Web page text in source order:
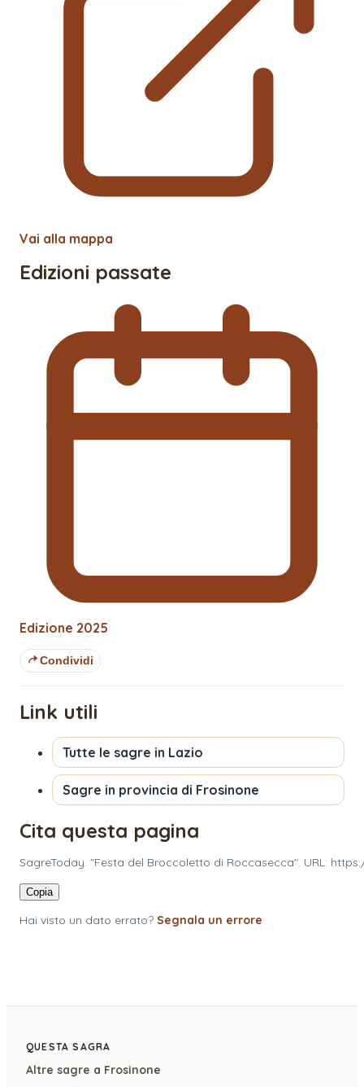
Vai alla mappa
Edizioni passate
Edizione 2025
Condividi
Link utili
Tutte le sagre in Lazio
Sagre in provincia di Frosinone
Cita questa pagina
SagreToday. "Festa del Broccoletto di Roccasecca". URL:
Copia
Hai visto un dato errato? Segnala un errore
QUESTA SAGRA
Altre sagre a Frosinone